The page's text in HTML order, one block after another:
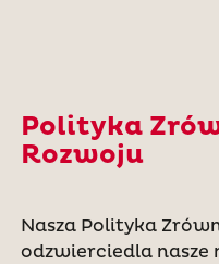
Polityka
Rozwoju
Nasza Polityka
odzwierciedla nasze